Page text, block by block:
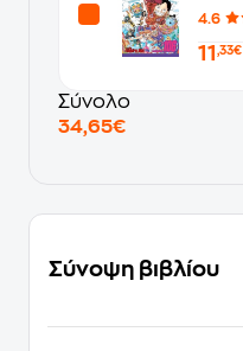
4.6
11 ,33€
Σύνολο
34,65€
Σύνοψη βιβλίου